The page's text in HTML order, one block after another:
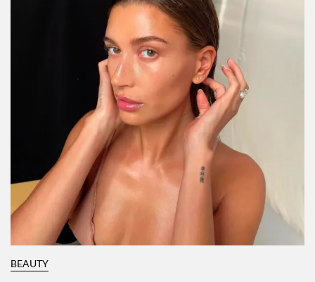
BEAUTY